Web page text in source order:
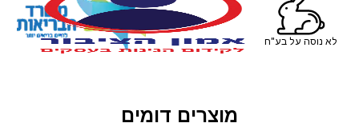
לא נוסה על בע"ח
מוצרים דומים